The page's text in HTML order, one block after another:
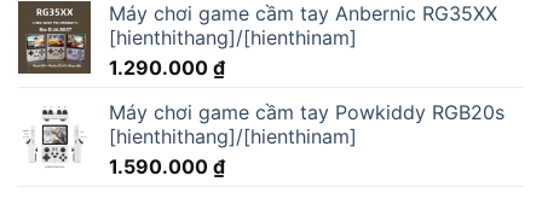
Máy chơi game cầm tay Anbernic RG35XX
[hienthithang]/[hienthinam]
1.290.000 ₫
Máy chơi game cầm tay Powkiddy RGB20s
[hienthithang]/[hienthinam]
1.590.000 ₫